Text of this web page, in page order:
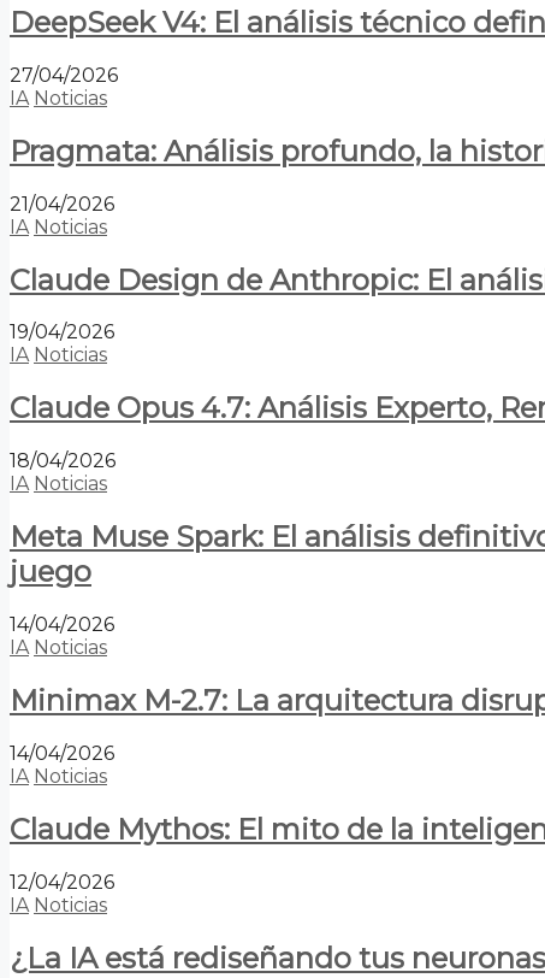
DeepSeek V4: El análisis técnico
27/04/2026
IA Noticias
Pragmata: Análisis profundo, la
21/04/2026
IA Noticias
Claude Design de Anthropic: El
19/04/2026
IA Noticias
Claude Opus 4.7: Análisis Experto,
18/04/2026
IA Noticias
Meta Muse Spark: El análisis
juego
14/04/2026
IA Noticias
Minimax M-2.7: La arquitectura
14/04/2026
IA Noticias
Claude Mythos: El mito de la
12/04/2026
IA Noticias
¿La IA está rediseñando tus